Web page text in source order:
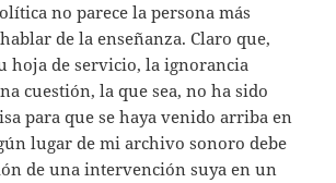
no parece la persona más
de la enseñanza. Claro que,
hoja de servicio, la ignorancia
cuestión, la que sea, no ha sido
para que se haya venido arriba en
lugar de mi archivo sonoro debe
de una intervención suya en un